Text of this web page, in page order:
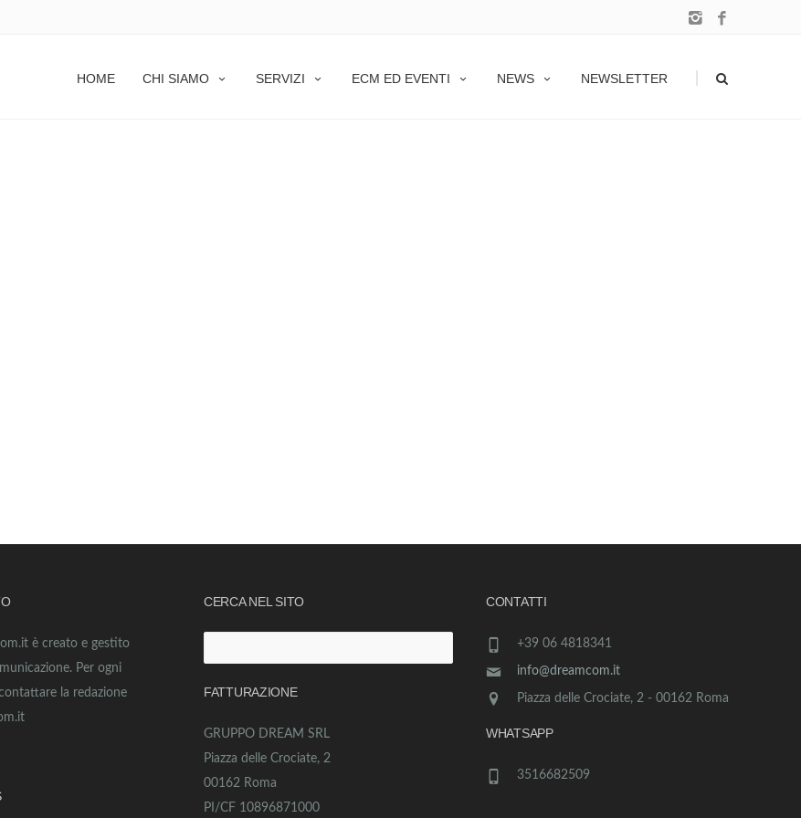
HOME CHI SIAMO SERVIZI ECM ED EVENTI NEWS NEWSLETTER
è creato e gestito
Per ogni
la redazione
CERCA NEL SITO
per:
FATTURAZIONE
GRUPPO DREAM SRL
Piazza delle Crociate, 2
00162 Roma
PI/CF 10896871000
CONTATTI
+39 06 4818341
info@dreamcom.it
Piazza delle Crociate, 2 - 00162 Roma
WHATSAPP
3516682509